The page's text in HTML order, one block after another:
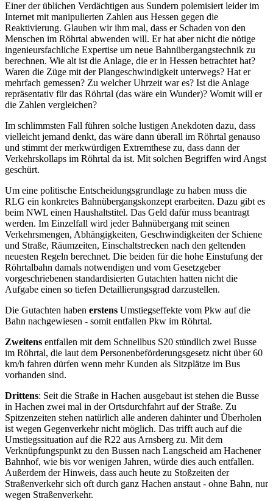
Einer der üblichen Verdächtigen aus Sundern polemisiert leider im
Internet mit manipulierten Zahlen aus Hessen gegen die
Reaktivierung. Glauben wir ihm mal, dass er Schaden von den
Menschen im Röhrtal abwenden will. Er hat aber nicht die nötige
ingenieursfachliche Expertise um neue Bahnübergangstechnik zu
berechnen. Wie alt ist die Anlage, die er in Hessen betrachtet hat?
Waren die Züge mit der Plangeschwindigkeit unterwegs? Hat er
mehrfach gemessen? Zu welcher Uhrzeit war es? Ist die Anlage
repräsentativ für das Röhrtal (das wäre ein Wunder)? Womit will er
die Zahlen vergleichen?
Im schlimmsten Fall führen solche lustigen Anekdoten dazu, dass
vielleicht jemand denkt, das wäre dann überall im Röhrtal genauso
und stimmt der merkwürdigen Extremthese zu, dass dann der
Verkehrskollaps im Röhrtal da ist. Mit solchen Begriffen wird Angst
geschürt.
Um eine politische Entscheidungsgrundlage zu haben muss die
RLG ein konkretes Bahnübergangskonzept erarbeiten. Dazu gibt es
beim NWL einen Haushaltstitel. Das Geld dafür muss beantragt
werden. Im Einzelfall wird jeder Bahnübergang mit seinen
Verkehrsmengen, Abhängigkeiten, Geschwindigkeiten der Schiene
und Straße, Räumzeiten, Einschaltstrecken nach den geltenden
neuesten Regeln berechnet. Die beiden für die hohe Einstufung der
Röhrtalbahn damals notwendigen und vom Gesetzgeber
vorgeschriebenen standardisierten Gutachten hatten nicht die
Aufgabe einen so tiefen Detaillierungsgrad darzustellen.
Die Gutachten haben erstens Umstiegseffekte vom Pkw auf die
Bahn nachgewiesen - somit entfallen Pkw im Röhrtal.
Zweitens entfallen mit dem Schnellbus S20 stündlich zwei Busse
im Röhrtal, die laut dem Personenbeförderungsgesetz nicht über 60
km/h fahren dürfen wenn mehr Kunden als Sitzplätze im Bus
vorhanden sind.
Drittens: Seit die Straße in Hachen ausgebaut ist stehen die Busse
in Hachen zwei mal in der Ortsdurchfahrt auf der Straße. Zu
Spitzenzeiten stehen natürlich alle anderen dahinter und Überholen
ist wegen Gegenverkehr nicht möglich. Das trifft auch auf die
Umstiegssituation auf die R22 aus Arnsberg zu. Mit dem
Verknüpfungspunkt zu den Bussen nach Langscheid am Hachener
Bahnhof, wie bis vor wenigen Jahren, würde dies auch entfallen.
Außerdem der Hinweis, dass auch heute zu Stoßzeiten der
Straßenverkehr sich oft durch ganz Hachen anstaut - ohne Bahn, nur
wegen Straßenverkehr.